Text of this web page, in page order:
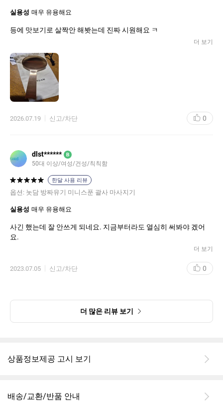
실용성 매우 유용해요
등에 맛보기로 살짝안 해봣는데 진짜 시원해요 ㅋ
더 보기
2026.07.19 신고/차단 0
dlst****** B
50대 이상/여성/건성/칙칙함
한달 사용 리뷰
옵션: 놋담 방짜유기 미니스푼 괄사 마사지기
실용성 매우 유용해요
사긴 했는데 잘 안쓰게 되네요. 지금부터라도 열심히 써봐야 겠어
요.
더 보기
2023.07.05 신고/차단 0
더 많은 리뷰 보기
상품정보제공 고시 보기
배송/교환/반품 안내